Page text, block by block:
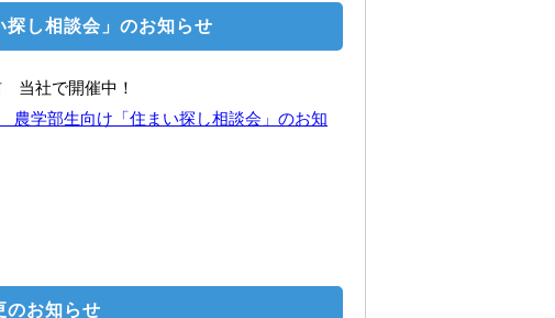
し相談会」のお知らせ
当社で開催中！
農学部生向け「住まい探し相談会」のお知
お知らせ